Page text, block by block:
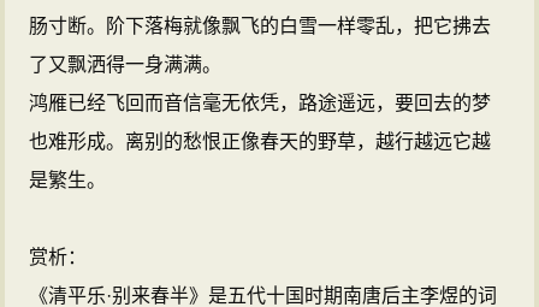
肠寸断。阶下落梅就像飘飞的白雪一样零乱，把它拂去
了又飘洒得一身满满。
鸿雁已经飞回而音信毫无依凭，路途遥远，要回去的梦
也难形成。离别的愁恨正像春天的野草，越行越远它越
是繁生。
赏析：
《清平乐·别来春半》是五代十国时期南唐后主李煜的词